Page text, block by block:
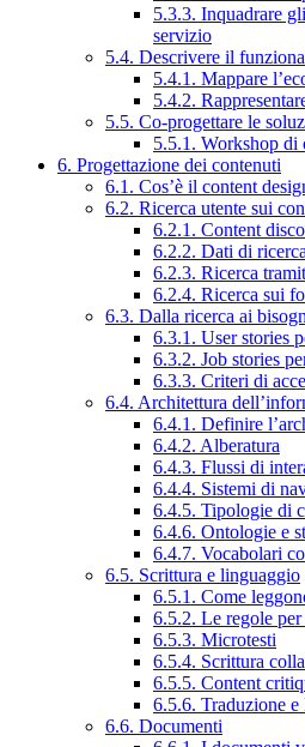
5.3.3. Inquadrare
servizio
5.4. Descrivere il
5.4.1. Mappare
5.4.2.
5.5. Co-progettare le
5.5.1. Workshop di
6. Progettazione dei contenuti
6.1. Cos’è il content
6.2. Ricerca utente sui
6.2.1. Content
6.2.2. Dati di
6.2.3. Ricerca
6.2.4. Ricerca sui
6.3. Dalla ricerca ai
6.3.1. User stories
6.3.2. Job stories
6.3.3. Criteri di
6.4. Architettura
6.4.1. Definire
6.4.2. Alberatura
6.4.3. Flussi di
6.4.4. Sistemi di
6.4.5. Tipologie di
6.4.6. Ontologie e
6.4.7. Vocabolari
6.5. Scrittura e linguaggio
6.5.1. Come
6.5.2. Le regole
6.5.3. Microtesti
6.5.4. Scrittura
6.5.5. Content
6.5.6. Traduzione
6.6. Documenti